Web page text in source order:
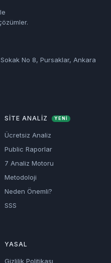
No 8, Pursaklar, Ankara
SITE ANALIZ YENİ
Ücretsiz Analiz
Public Raporlar
7 Analiz Motoru
Metodoloji
Neden Önemli?
SSS
YASAL
Gizlilik Politikası